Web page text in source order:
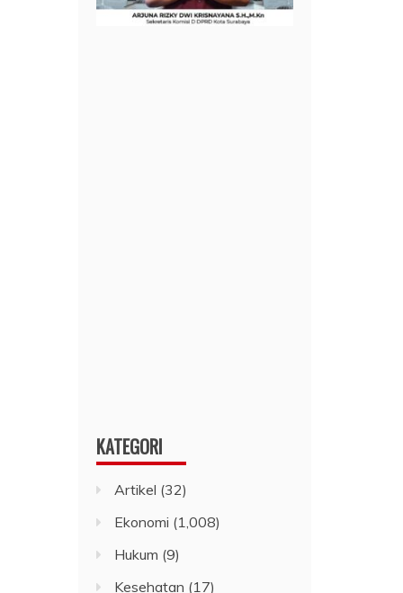
KATEGORI
Artikel (32)
Ekonomi (1,008)
Hukum (9)
Kesehatan (17)